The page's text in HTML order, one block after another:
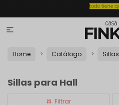

Home Catálogo Sillas
Sillas para Hall